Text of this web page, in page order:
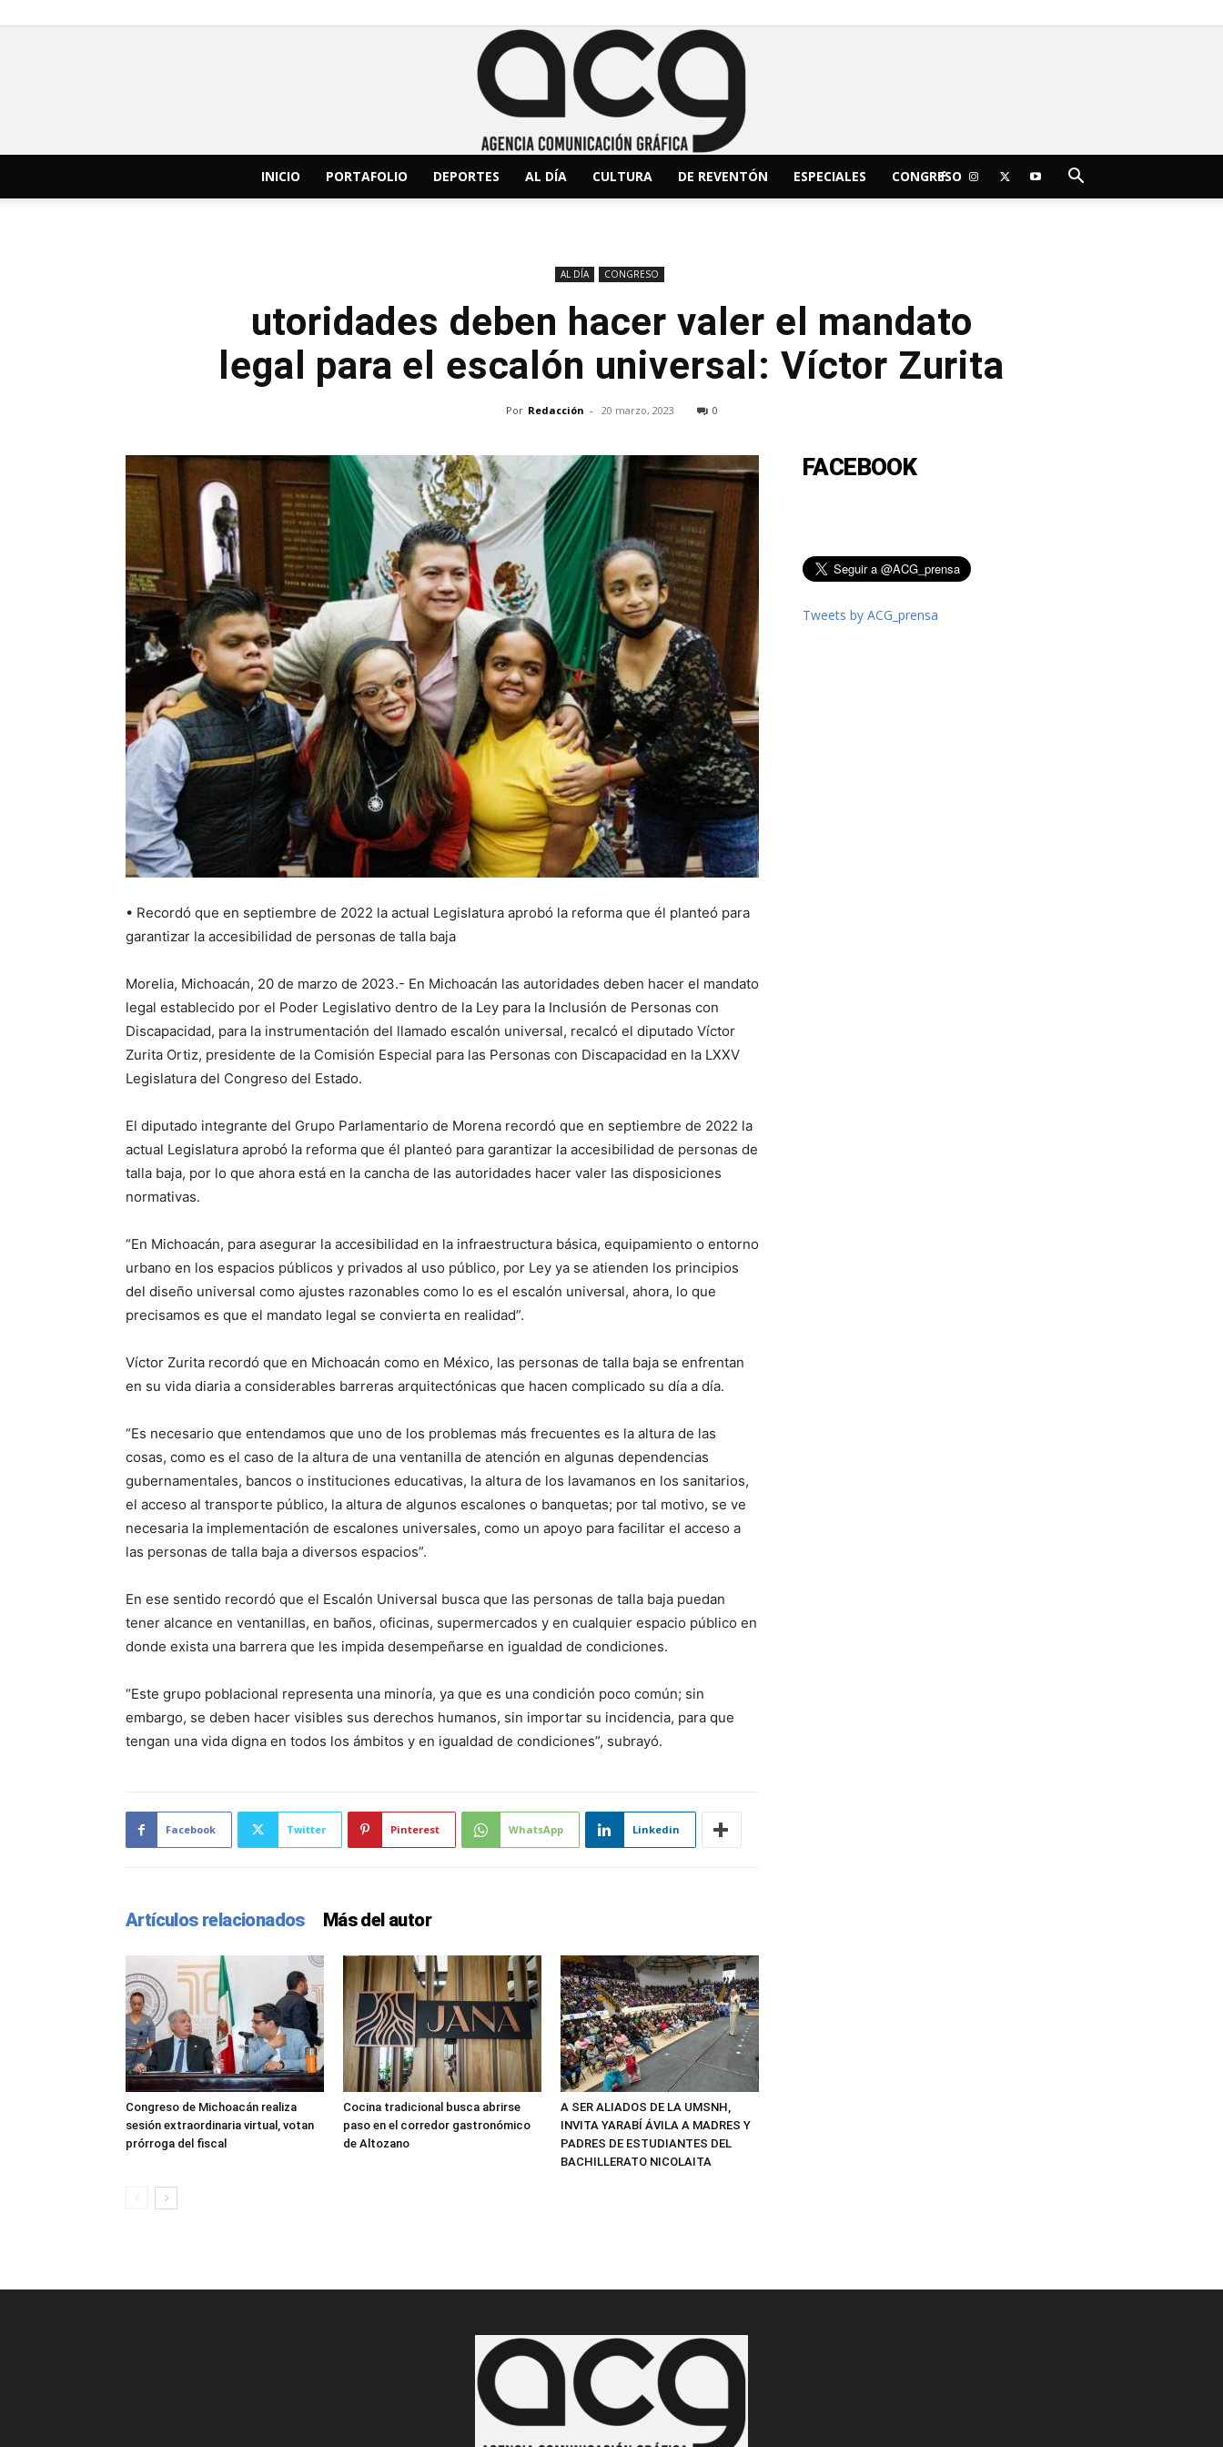
Noticias
INICIO PORTAFOLIO DEPORTES AL DÍA CULTURA DE REVENTÓN ESPECIALES CONGRESO
AL DÍA CONGRESO
utoridades deben hacer valer el mandato
legal para el escalón universal: Víctor Zurita
Por Redacción - 20 marzo, 2023 0
• Recordó que en septiembre de 2022 la actual Legislatura aprobó la reforma que él planteó para
garantizar la accesibilidad de personas de talla baja
Morelia, Michoacán, 20 de marzo de 2023.- En Michoacán las autoridades deben hacer el mandato
legal establecido por el Poder Legislativo dentro de la Ley para la Inclusión de Personas con
Discapacidad, para la instrumentación del llamado escalón universal, recalcó el diputado Víctor
Zurita Ortiz, presidente de la Comisión Especial para las Personas con Discapacidad en la LXXV
Legislatura del Congreso del Estado.
El diputado integrante del Grupo Parlamentario de Morena recordó que en septiembre de 2022 la
actual Legislatura aprobó la reforma que él planteó para garantizar la accesibilidad de personas de
talla baja, por lo que ahora está en la cancha de las autoridades hacer valer las disposiciones
normativas.
“En Michoacán, para asegurar la accesibilidad en la infraestructura básica, equipamiento o entorno
urbano en los espacios públicos y privados al uso público, por Ley ya se atienden los principios
del diseño universal como ajustes razonables como lo es el escalón universal, ahora, lo que
precisamos es que el mandato legal se convierta en realidad”.
Víctor Zurita recordó que en Michoacán como en México, las personas de talla baja se enfrentan
en su vida diaria a considerables barreras arquitectónicas que hacen complicado su día a día.
“Es necesario que entendamos que uno de los problemas más frecuentes es la altura de las
cosas, como es el caso de la altura de una ventanilla de atención en algunas dependencias
gubernamentales, bancos o instituciones educativas, la altura de los lavamanos en los sanitarios,
el acceso al transporte público, la altura de algunos escalones o banquetas; por tal motivo, se ve
necesaria la implementación de escalones universales, como un apoyo para facilitar el acceso a
las personas de talla baja a diversos espacios”.
En ese sentido recordó que el Escalón Universal busca que las personas de talla baja puedan
tener alcance en ventanillas, en baños, oficinas, supermercados y en cualquier espacio público en
donde exista una barrera que les impida desempeñarse en igualdad de condiciones.
“Este grupo poblacional representa una minoría, ya que es una condición poco común; sin
embargo, se deben hacer visibles sus derechos humanos, sin importar su incidencia, para que
tengan una vida digna en todos los ámbitos y en igualdad de condiciones”, subrayó.
Facebook Twitter Pinterest WhatsApp Linkedin
Artículos relacionados Más del autor
Congreso de Michoacán realiza
sesión extraordinaria virtual, votan
prórroga del fiscal
Cocina tradicional busca abrirse
paso en el corredor gastronómico
de Altozano
A SER ALIADOS DE LA UMSNH,
INVITA YARABÍ ÁVILA A MADRES Y
PADRES DE ESTUDIANTES DEL
BACHILLERATO NICOLAITA
FACEBOOK
Tweets by ACG_prensa